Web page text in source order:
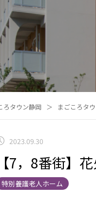
ろタウン静岡 ＞ まごころタ
2023.09.30
【7，8番街】
特別養護老人ホーム